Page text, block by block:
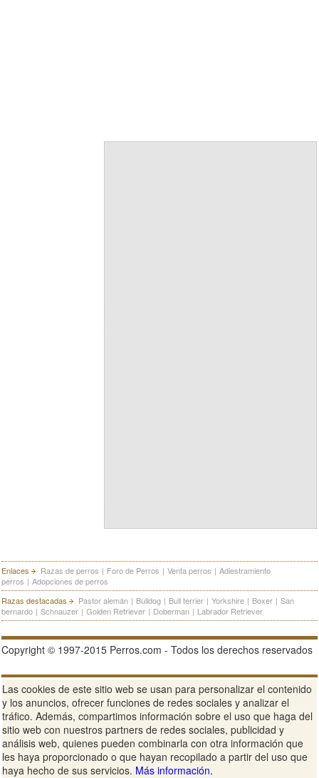
Enlaces Razas de perros | Foro de Perros | Venta perros | Adiestramiento
perros | Adopciones de perros
Razas destacadas
Pastor alemán | Bulldog | Bull terrier | Yorkshire | Boxer | San
bernardo | Schnauzer | Golden Retriever | Doberman | Labrador Retriever
Copyright © 1997-2015 Perros.com - Todos los derechos reservados
Publicidad en Perros.com | Contacte | Aviso Legal Política de
privacidad | Condiciones de uso
Ver sitio web completo
Las cookies de este sitio web se usan para personalizar el contenido
y los anuncios, ofrecer funciones de redes sociales y analizar el
tráfico. Además, compartimos información sobre el uso que haga del
sitio web con nuestros partners de redes sociales, publicidad y
análisis web, quienes pueden combinarla con otra información que
les haya proporcionado o que hayan recopilado a partir del uso que
haya hecho de sus servicios. Más información.